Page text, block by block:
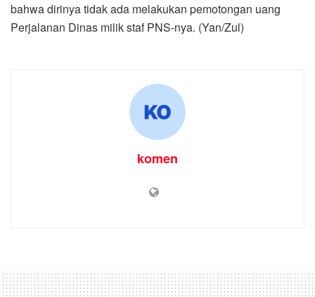
bahwa dirinya tidak ada melakukan pemotongan uang
Perjalanan Dinas milik staf PNS-nya. (Yan/Zul)
komen